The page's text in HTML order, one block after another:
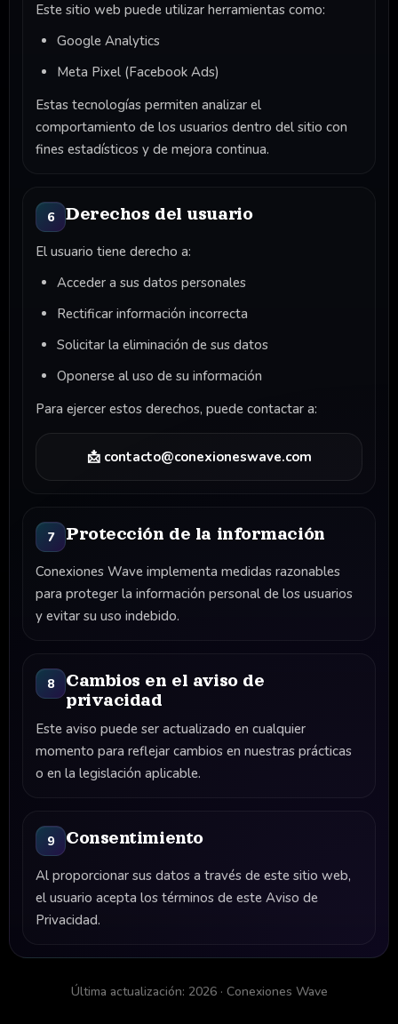
Este sitio web puede utilizar herramientas como:
Google Analytics
Meta Pixel (Facebook Ads)
Estas tecnologías permiten analizar el
comportamiento de los usuarios dentro del sitio con
fines estadísticos y de mejora continua.
6 Derechos del usuario
El usuario tiene derecho a:
Acceder a sus datos personales
Rectificar información incorrecta
Solicitar la eliminación de sus datos
Oponerse al uso de su información
Para ejercer estos derechos, puede contactar a:
📩 contacto@conexioneswave.com
7 Protección de la información
Conexiones Wave implementa medidas razonables
para proteger la información personal de los usuarios
y evitar su uso indebido.
8
Cambios en el aviso de
privacidad
Este aviso puede ser actualizado en cualquier
momento para reflejar cambios en nuestras prácticas
o en la legislación aplicable.
9 Consentimiento
Al proporcionar sus datos a través de este sitio web,
el usuario acepta los términos de este Aviso de
Privacidad.
Última actualización: 2026 · Conexiones Wave